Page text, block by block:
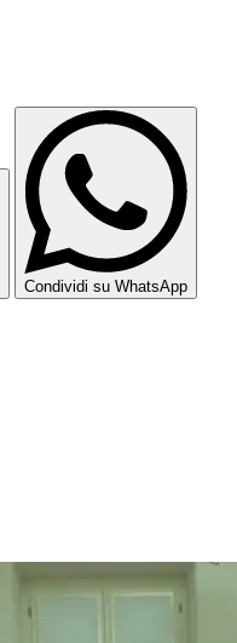
Condividi su WhatsApp